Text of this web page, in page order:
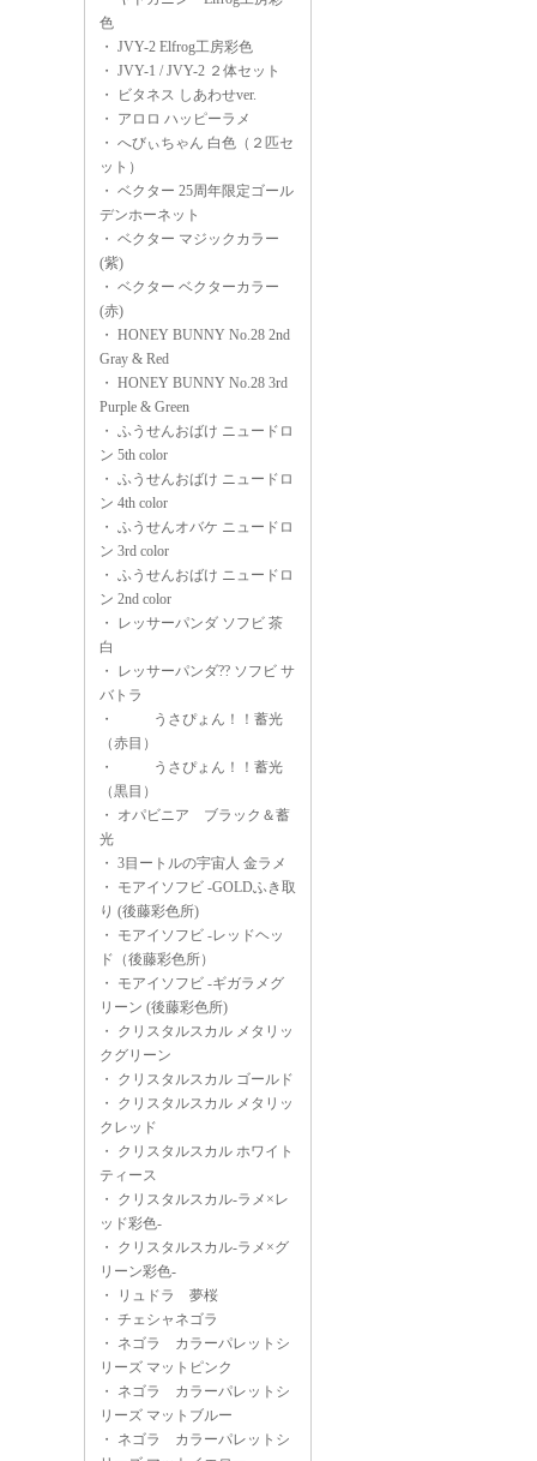
色
・ JVY-2 Elfrog工房彩色
・ JVY-1 / JVY-2 ２体セット
・
ビタネス しあわせver.
・ アロロ ハッピーラメ
・ へびぃちゃん 白色（２匹セ
ット）
・ ベクター 25周年限定ゴール
デンホーネット
・ ベクター マジックカラー
(紫)
・ ベクター ベクターカラー
(赤)
・ HONEY BUNNY No.28 2nd
Gray & Red
・ HONEY BUNNY No.28 3rd
Purple & Green
・ ふうせんおばけ ニュードロ
ン 5th color
・ ふうせんおばけ ニュードロ
ン 4th color
・ ふうせんオバケ ニュードロ
ン 3rd color
・ ふうせんおばけ ニュードロ
ン 2nd color
・
レッサーパンダ ソフビ 茶
白
・
レッサーパンダ?? ソフビ サ
バトラ
・
うさぴょん！！蓄光
（赤目）
・
うさぴょん！！蓄光
（黒目）
・ オパビニア ブラック＆蓄
光
・ 3目ートルの宇宙人 金ラメ
・ モアイソフビ -GOLDふき取
り (後藤彩色所)
・ モアイソフビ -レッドヘッ
ド（後藤彩色所）
・ モアイソフビ -ギガラメグ
リーン (後藤彩色所)
・ クリスタルスカル メタリッ
クグリーン
・ クリスタルスカル ゴールド
・ クリスタルスカル メタリッ
クレッド
・ クリスタルスカル ホワイト
ティース
・ クリスタルスカル-ラメ×レ
ッド彩色-
・ クリスタルスカル-ラメ×グ
リーン彩色-
・
リュドラ 夢桜
・ チェシャネゴラ
・ ネゴラ カラーパレットシ
リーズ マットピンク
・ ネゴラ カラーパレットシ
リーズ マットブルー
・ ネゴラ カラーパレットシ